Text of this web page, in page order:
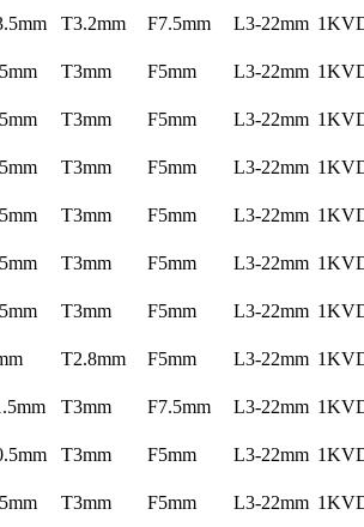
T3.2mm F7.5mm L3-22mm
T3mm F5mm L3-22mm
T3mm F5mm L3-22mm
T3mm F5mm L3-22mm
T3mm F5mm L3-22mm
T3mm F5mm L3-22mm
T3mm F5mm L3-22mm
T2.8mm F5mm L3-22mm
T3mm F7.5mm L3-22mm
T3mm F5mm L3-22mm
T3mm F5mm L3-22mm